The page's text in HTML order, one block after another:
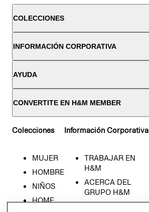
COLECCIONES
INFORMACIÓN CORPORATIVA
AYUDA
CONVERTITE EN H&M MEMBER
Colecciones
MUJER
HOMBRE
NIÑOS
HOME
Información Corporativa
TRABAJAR EN
H&M
ACERCA DEL
GRUPO H&M